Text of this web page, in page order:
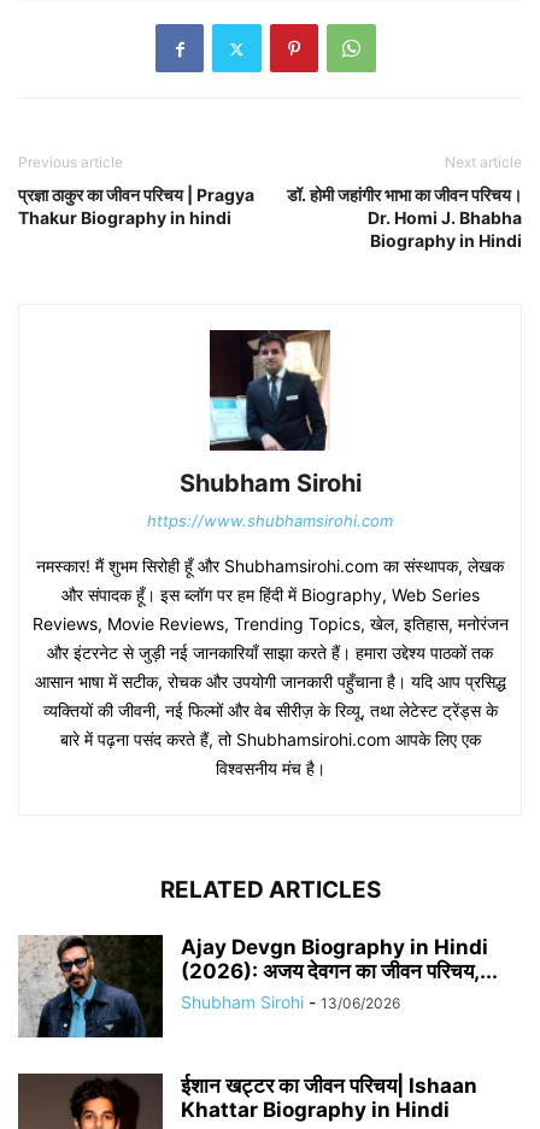
Previous article
प्रज्ञा ठाकुर का जीवन परिचय | Pragya
Thakur Biography in hindi
Next article
डॉ. होमी जहांगीर भाभा का जीवन परिचय।
Dr. Homi J. Bhabha
Biography in Hindi
Shubham Sirohi
https://www.shubhamsirohi.com
नमस्कार! मैं शुभम सिरोही हूँ और Shubhamsirohi.com का संस्थापक, लेखक
और संपादक हूँ। इस ब्लॉग पर हम हिंदी में Biography, Web Series
Reviews, Movie Reviews, Trending Topics, खेल, इतिहास, मनोरंजन
और इंटरनेट से जुड़ी नई जानकारियाँ साझा करते हैं। हमारा उद्देश्य पाठकों तक
आसान भाषा में सटीक, रोचक और उपयोगी जानकारी पहुँचाना है। यदि आप प्रसिद्ध
व्यक्तियों की जीवनी, नई फिल्मों और वेब सीरीज़ के रिव्यू, तथा लेटेस्ट ट्रेंड्स के
बारे में पढ़ना पसंद करते हैं, तो Shubhamsirohi.com आपके लिए एक
विश्वसनीय मंच है।
RELATED ARTICLES
Ajay Devgn Biography in Hindi
(2026): अजय देवगन का जीवन परिचय,...
Shubham Sirohi - 13/06/2026
​​ईशान खट्टर का जीवन परिचय| Ishaan
Khattar Biography in Hindi